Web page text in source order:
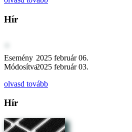
Hír
Esemény 2025 február 06.
Módosítva2025 február 03.
olvasd tovább
Hír